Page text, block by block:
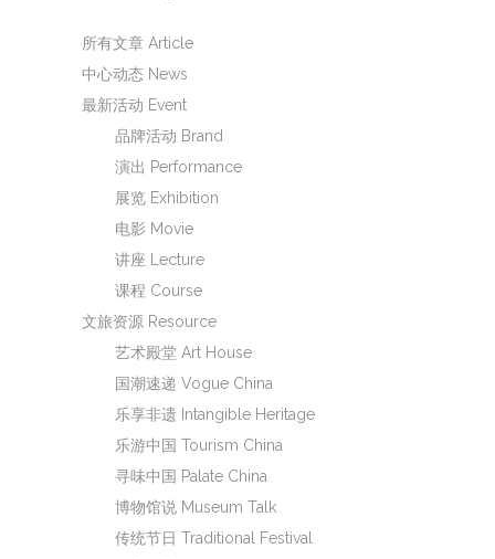
所有文章 Article
中心动态 News
最新活动 Event
品牌活动 Brand
演出 Performance
展览 Exhibition
电影 Movie
讲座 Lecture
课程 Course
文旅资源 Resource
艺术殿堂 Art House
国潮速递 Vogue China
乐享非遗 Intangible Heritage
乐游中国 Tourism China
寻味中国 Palate China
博物馆说 Museum Talk
传统节日 Traditional Festival